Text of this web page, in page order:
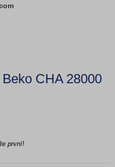
CHA 28000
první!